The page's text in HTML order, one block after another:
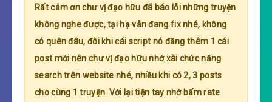
Rất cảm ơn chư vị đạo hữu đã báo lỗi những truyện
không nghe được, tại hạ vẫn đang fix nhé, không
có quên đâu, đôi khi cái script nó đăng thêm 1 cái
post mới nên chư vị đạo hữu nhớ xài chức năng
search trên website nhé, nhiều khi có 2, 3 posts
cho cùng 1 truyện. Với lại tiện tay nhớ bấm rate